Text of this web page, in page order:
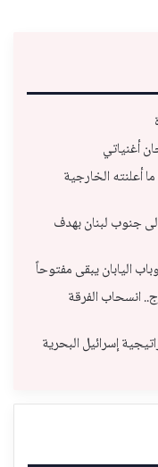
أغنياتي
أعلنته الخارجية
إلى جنوب لبنان بهدف
انسحاب الفرقة
إسرائيل البحرية